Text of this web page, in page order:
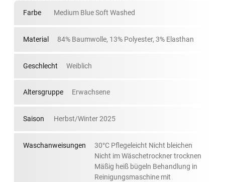
Farbe Medium Blue Soft Washed
Material 84% Baumwolle, 13% Polyester, 3% Elasthan
Geschlecht Weiblich
Altersgruppe Erwachsene
Saison Herbst/Winter 2025
Waschanweisungen
30°C Pflegeleicht Nicht bleichen
Nicht im Wäschetrockner trocknen
Mäßig heiß bügeln Behandlung in
Reinigungsmaschine mit